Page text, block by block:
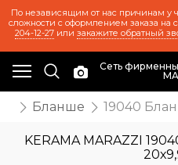
По независящим от нас причинам у
сложности с оформлением заказа на
204-12-27или закажите обратный
Сеть
Бланше 19040
KERAMA MARAZZI